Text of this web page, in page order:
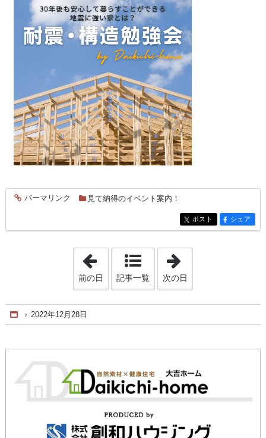
entry391
パーマリンク 見て納得のイベント案内！
entry391
ポスト entry391
シェア
「2022年12月27日」
前の日 記事一覧 次の日
Home
2022年12月28日